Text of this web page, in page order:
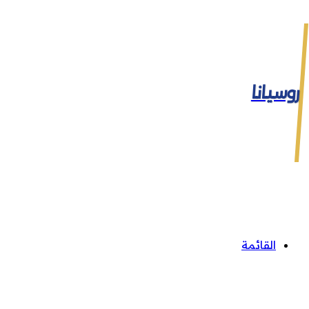
روسيانا
القائمة